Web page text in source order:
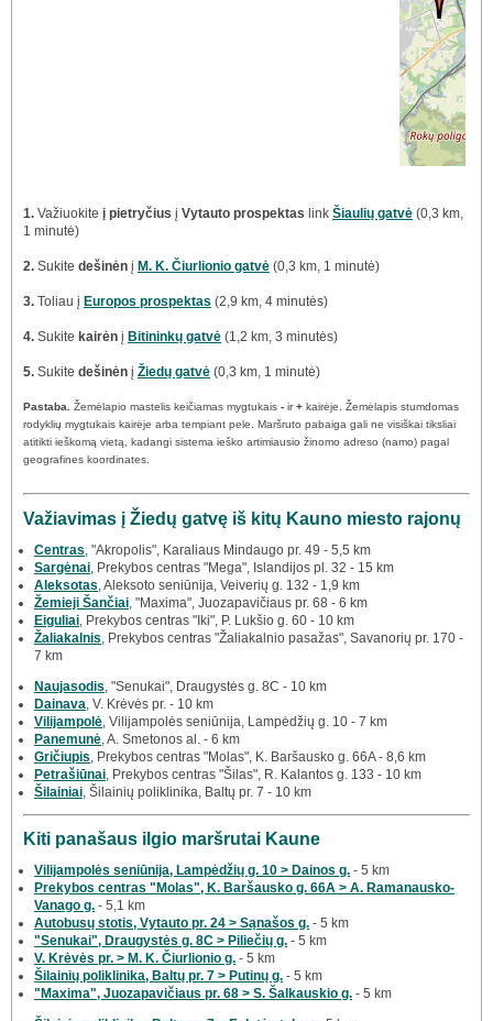
1. Važiuokite į pietryčius į Vytauto prospektas link Šiaulių gatvė (0,3 km,
1 minutė)
2. Sukite dešinėn į M. K. Čiurlionio gatvė (0,3 km, 1 minutė)
3. Toliau į Europos prospektas (2,9 km, 4 minutės)
4. Sukite kairėn į Bitininkų gatvė (1,2 km, 3 minutės)
5. Sukite dešinėn į Žiedų gatvė (0,3 km, 1 minutė)
Pastaba. Žemėlapio mastelis keičiamas mygtukais - ir+ kairėje. Žemėlapis stumdomas
rodyklių mygtukais kairėje arba tempiant pele. Maršruto pabaiga gali ne visiškai tiksliai
atitikti ieškomą vietą, kadangi sistema ieško artimiausio žinomo adreso (namo) pagal
geografines koordinates.
Važiavimas į Žiedų gatvę iš kitų Kauno miesto rajonų
Centras , "Akropolis", Karaliaus Mindaugo pr. 49 - 5,5 km
Sargėnai , Prekybos centras "Mega", Islandijos pl. 32 - 15 km
Aleksotas , Aleksoto seniūnija, Veiverių g. 132 - 1,9 km
Žemieji Šančiai , "Maxima", Juozapavičiaus pr. 68 - 6 km
Eiguliai , Prekybos centras "Iki", P. Lukšio g. 60 - 10 km
Žaliakalnis , Prekybos centras "Žaliakalnio pasažas", Savanorių pr. 170 -
7 km
Naujasodis , "Senukai", Draugystės g. 8C - 10 km
Dainava , V. Krėvės pr. - 10 km
Vilijampolė , Vilijampolės seniūnija, Lampėdžių g. 10 - 7 km
Panemunė , A. Smetonos al. - 6 km
Gričiupis , Prekybos centras "Molas", K. Baršausko g. 66A - 8,6 km
Petrašiūnai , Prekybos centras "Šilas", R. Kalantos g. 133 - 10 km
Šilainiai , Šilainių poliklinika, Baltų pr. 7 - 10 km
Kiti panašaus ilgio maršrutai Kaune
Vilijampolės seniūnija, Lampėdžių g. 10 > Dainos g. - 5 km
Prekybos centras "Molas", K. Baršausko g. 66A > A. Ramanausko-
Vanago g. - 5,1 km
Autobusų stotis, Vytauto pr. 24 > Sąnašos g. - 5 km
"Senukai", Draugystės g. 8C > Piliečių g. - 5 km
V. Krėvės pr. > M. K. Čiurlionio g. - 5 km
Šilainių poliklinika, Baltų pr. 7 > Putinų g. - 5 km
"Maxima", Juozapavičiaus pr. 68 > S. Šalkauskio g. - 5 km